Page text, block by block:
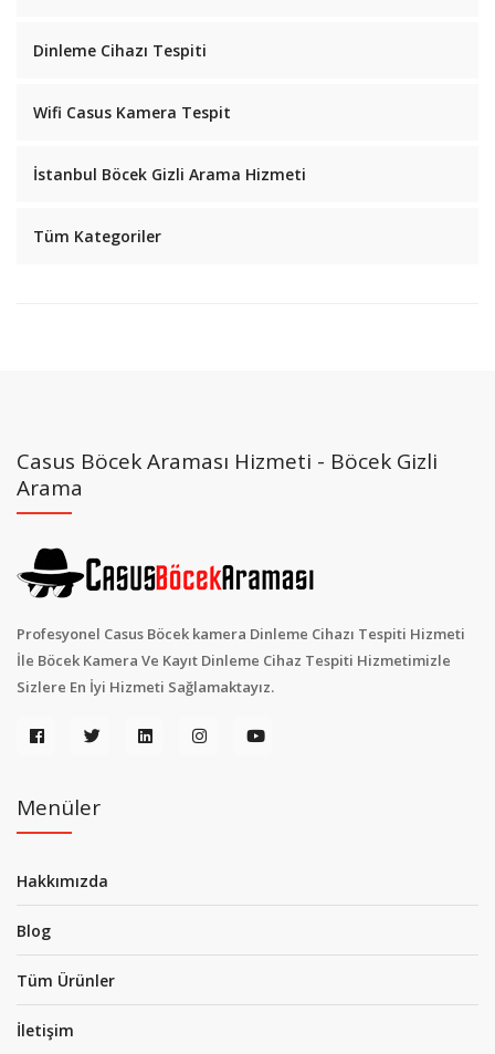
Dinleme Cihazı Tespiti
Wifi Casus Kamera Tespit
İstanbul Böcek Gizli Arama Hizmeti
Tüm Kategoriler
Casus Böcek Araması Hizmeti - Böcek Gizli
Arama
Profesyonel Casus Böcek kamera Dinleme Cihazı Tespiti Hizmeti
İle Böcek Kamera Ve Kayıt Dinleme Cihaz Tespiti Hizmetimizle
Sizlere En İyi Hizmeti Sağlamaktayız.
Menüler
Hakkımızda
Blog
Tüm Ürünler
İletişim